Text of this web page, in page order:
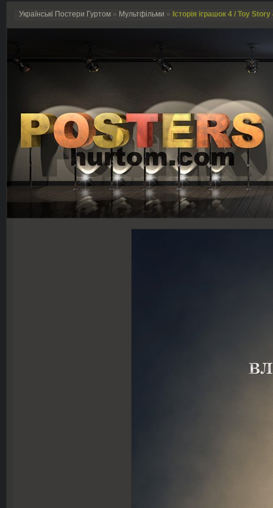
Українські Постери Гуртом » Мультфільми » Історія іграшок 4 / Toy